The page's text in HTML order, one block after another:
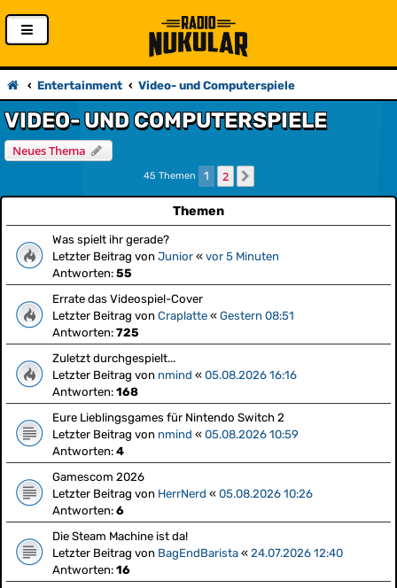
Entertainment Video- und Computerspiele
VIDEO- UND COMPUTERSPIELE
Neues Thema
45 Themen 1 2
Themen
Was spielt ihr gerade?
Letzter Beitrag von Junior « vor 5 Minuten
Antworten: 55
Errate das Videospiel-Cover
Letzter Beitrag von Craplatte « Gestern 08:51
Antworten: 725
Zuletzt durchgespielt...
Letzter Beitrag von nmind « 05.08.2026 16:16
Antworten: 168
Eure Lieblingsgames für Nintendo Switch 2
Letzter Beitrag von nmind « 05.08.2026 10:59
Antworten: 4
Gamescom 2026
Letzter Beitrag von HerrNerd « 05.08.2026 10:26
Antworten: 6
Die Steam Machine ist da!
Letzter Beitrag von BagEndBarista « 24.07.2026 12:40
Antworten: 16